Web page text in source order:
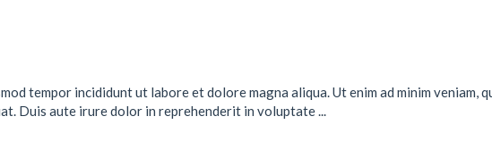
tempor incididunt ut labore et dolore magna aliqua. Ut enim ad minim veniam,
Duis aute irure dolor in reprehenderit in voluptate ...